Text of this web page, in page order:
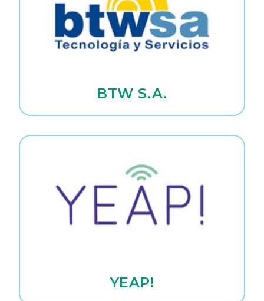
BTW S.A.
YEAP!